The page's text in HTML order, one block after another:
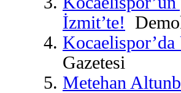
İzmit’te!
Gazetesi
Metehan